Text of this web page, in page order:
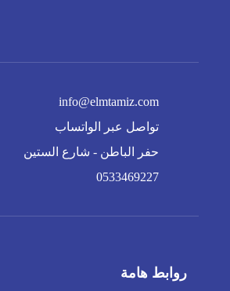
info@elmtamiz.com
تواصل عبر الواتساب
حفر الباطن - شارع الستين
0533469227
روابط هامة